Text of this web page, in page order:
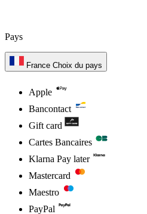
Pays
France Choix du pays
Apple
Bancontact
Gift card
Cartes Bancaires
Klarna Pay later
Mastercard
Maestro
PayPal